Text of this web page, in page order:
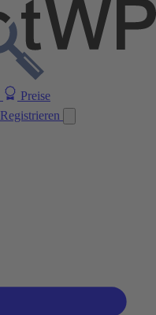
Preise
Registrieren